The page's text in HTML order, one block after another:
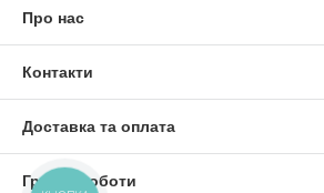
Про нас
Контакти
Доставка та оплата
Графік роботи